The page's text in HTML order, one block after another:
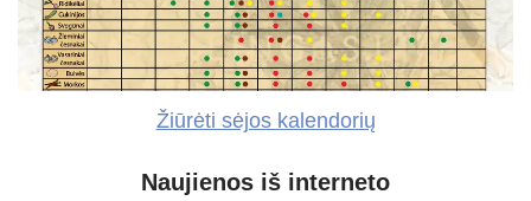
Žiūrėti sėjos kalendorių
Naujienos iš interneto